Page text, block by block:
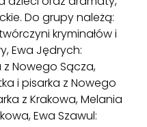
Do grupy należą:
kryminałów i
Ewa Jędrych:
Nowego Sącza,
i pisarka z Nowego
z Krakowa, Melania
Ewa Szawul: